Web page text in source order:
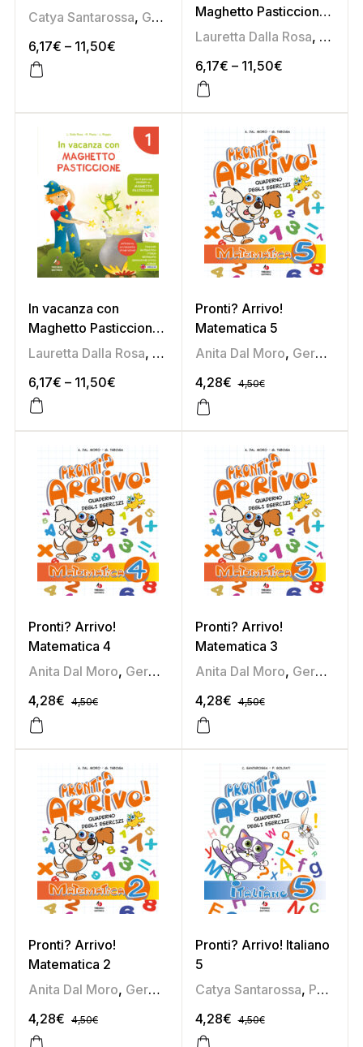
Catya Santarossa, Germana Taboga , Pamela Soldati
6,17€ – 11,50€
Maghetto Pasticcione
2Lauretta Dalla Rosa, Liliana
6,17€ – 11,50€
In vacanza con
Maghetto Pasticcione
1Lauretta Dalla Rosa, Liliana Roggia,Mariateresa Pozza
6,17€ – 11,50€
Pronti? Arrivo!
Matematica 5
Anita Dal Moro, Germana Taboga
4,28€ 4,50€
Pronti? Arrivo!
Matematica 4
Anita Dal Moro, Germana Taboga
4,28€ 4,50€
Pronti? Arrivo!
Matematica 3
Anita Dal Moro, Germana Taboga
4,28€ 4,50€
Pronti? Arrivo!
Matematica 2
Anita Dal Moro, Germana Taboga
4,28€ 4,50€
Pronti? Arrivo! Italiano
5
Catya Santarossa, Pamela Soldati
4,28€ 4,50€